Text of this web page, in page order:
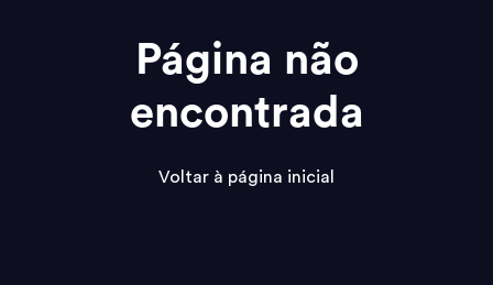
Página não
encontrada
Voltar à página inicial